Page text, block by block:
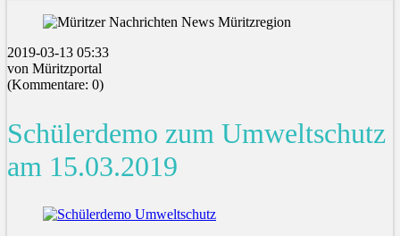
2019-03-13 05:33
von Müritzportal
(Kommentare: 0)
Schülerdemo zum Umweltschutz
am 15.03.2019